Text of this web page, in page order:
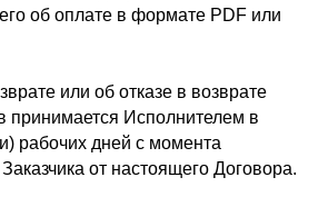
об оплате в формате PDF или
или об отказе в возврате
принимается Исполнителем в
рабочих дней с момента
от настоящего Договора.